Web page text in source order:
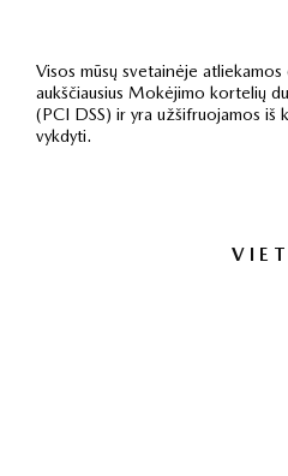
Visos mūsų svetainėje
aukščiausius Mokėjimo kortelių
(PCI DSS) ir yra užšifruojamos iš
vykdyti.